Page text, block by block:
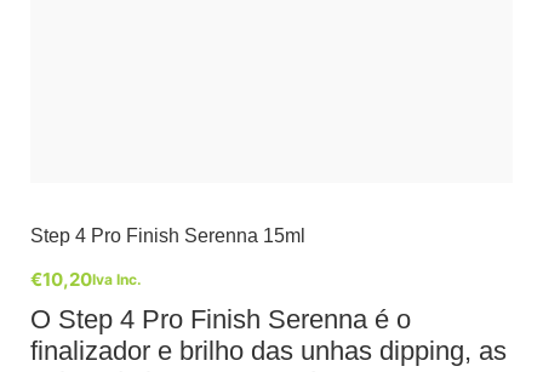
Step 4 Pro Finish Serenna 15ml
€10,20Iva Inc.
O Step 4 Pro Finish Serenna é o
finalizador e brilho das unhas dipping, as